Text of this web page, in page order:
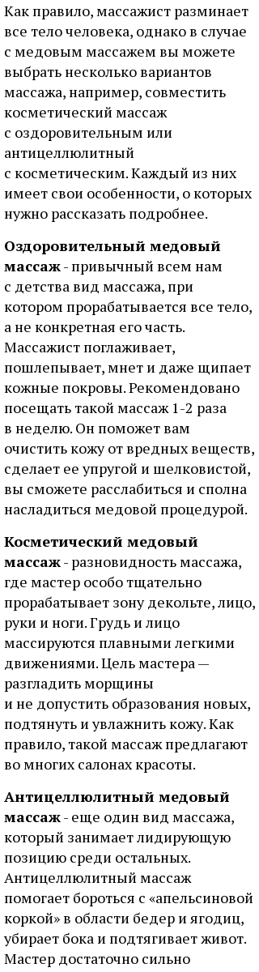
Как правило, массажист разминает
все тело человека, однако в случае
с медовым массажем вы можете
выбрать несколько вариантов
массажа, например, совместить
косметический массаж
с оздоровительным или
антицеллюлитный
с косметическим. Каждый из них
имеет свои особенности, о которых
нужно рассказать подробнее.
Оздоровительный медовый
массаж- привычный всем нам
с детства вид массажа, при
котором прорабатывается все тело,
а не конкретная его часть.
Массажист поглаживает,
пошлепывает, мнет и даже щипает
кожные покровы. Рекомендовано
посещать такой массаж 1-2 раза
в неделю. Он поможет вам
очистить кожу от вредных веществ,
сделает ее упругой и шелковистой,
вы сможете расслабиться и сполна
насладиться медовой процедурой.
Косметический медовый
массаж- разновидность массажа,
где мастер особо тщательно
прорабатывает зону декольте, лицо,
руки и ноги. Грудь и лицо
массируются плавными легкими
движениями. Цель мастера —
разгладить морщины
и не допустить образования новых,
подтянуть и увлажнить кожу. Как
правило, такой массаж предлагают
во многих салонах красоты.
Антицеллюлитный медовый
массаж- еще один вид массажа,
который занимает лидирующую
позицию среди остальных.
Антицеллюлитный массаж
помогает бороться с «апельсиновой
коркой» в области бедер и ягодиц,
убирает бока и подтягивает живот.
Мастер достаточно сильно